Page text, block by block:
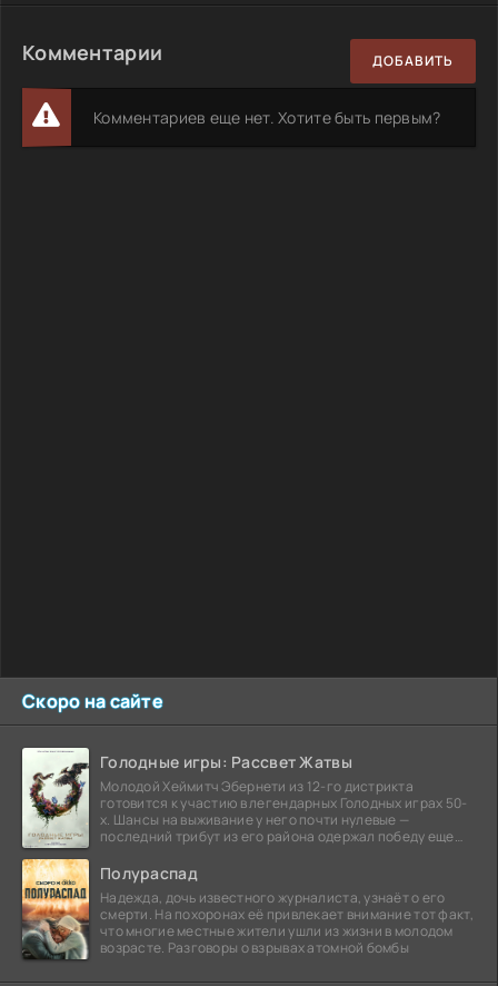
Скоро на сайте
Голодные игры: Рассвет Жатвы
Молодой Хеймитч Эбернети из 12-го дистрикта
готовится к участию в легендарных Голодных играх 50-
х. Шансы на выживание у него почти нулевые —
последний трибут из его района одержал победу еще
Полураспад
Надежда, дочь известного журналиста, узнаёт о его
смерти. На похоронах её привлекает внимание тот факт,
что многие местные жители ушли из жизни в молодом
возрасте. Разговоры о взрывах атомной бомбы
Комментарии ДОБАВИТЬ
Комментариев еще нет. Хотите быть первым?